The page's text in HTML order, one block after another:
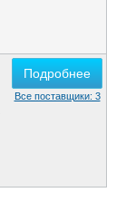
Подробнее
Все поставщики: 3